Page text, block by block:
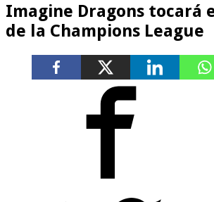
Imagine Dragons tocará
de la Champions League